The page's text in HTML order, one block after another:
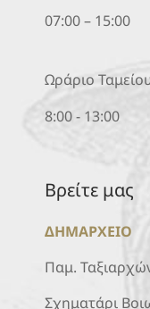
07:00 – 15:00
Ωράριο
8:00 - 13:00
Βρείτε μας
ΔΗΜΑΡΧΕΙΟ
Παμ.
Σχηματάρι